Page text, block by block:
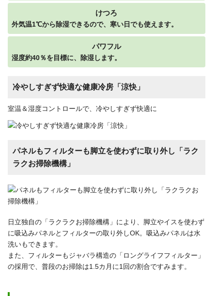
けつろ
外気温1℃から除湿できるので、寒い日でも使えます。
パワフル
湿度約40％を目標に、除湿します。
冷やしすぎず快適な健康冷房「涼快」
室温＆湿度コントロールで、冷やしすぎず快適に
パネルもフィルターも脚立を使わずに取り外し「ラク
ラクお掃除機構」
日立独自の「ラクラクお掃除機構」により、脚立やイスを使わず
に吸込みパネルとフィルターの取り外しOK。吸込みパネルは水
洗いもできます。
また、フィルターもジャバラ構造の「ロングライフフィルター」
の採用で、普段のお掃除は1.5カ月に1回の割合ですみます。